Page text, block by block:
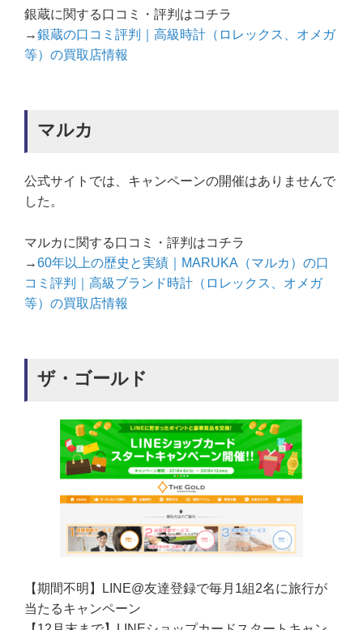
銀蔵に関する口コミ・評判はコチラ
→銀蔵の口コミ評判｜高級時計（ロレックス、オメガ
等）の買取店情報
マルカ
公式サイトでは、キャンペーンの開催はありませんで
した。
マルカに関する口コミ・評判はコチラ
→60年以上の歴史と実績｜MARUKA（マルカ）の口
コミ評判｜高級ブランド時計（ロレックス、オメガ
等）の買取店情報
ザ・ゴールド
【期間不明】LINE@友達登録で毎月1組2名に旅行が
当たるキャンペーン